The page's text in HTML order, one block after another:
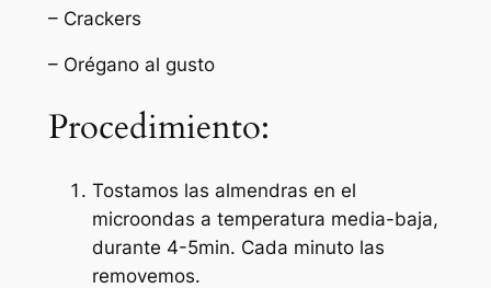
– ⁠Crackers
– ⁠Orégano al gusto
Procedimiento:
Tostamos las almendras en el
microondas a temperatura media-baja,
durante 4-5min. Cada minuto las
removemos.